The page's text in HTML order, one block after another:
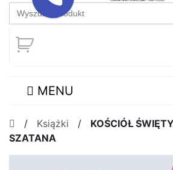
Search
for:
MENU
/ Książki / KOŚCIÓŁ
SZATANA